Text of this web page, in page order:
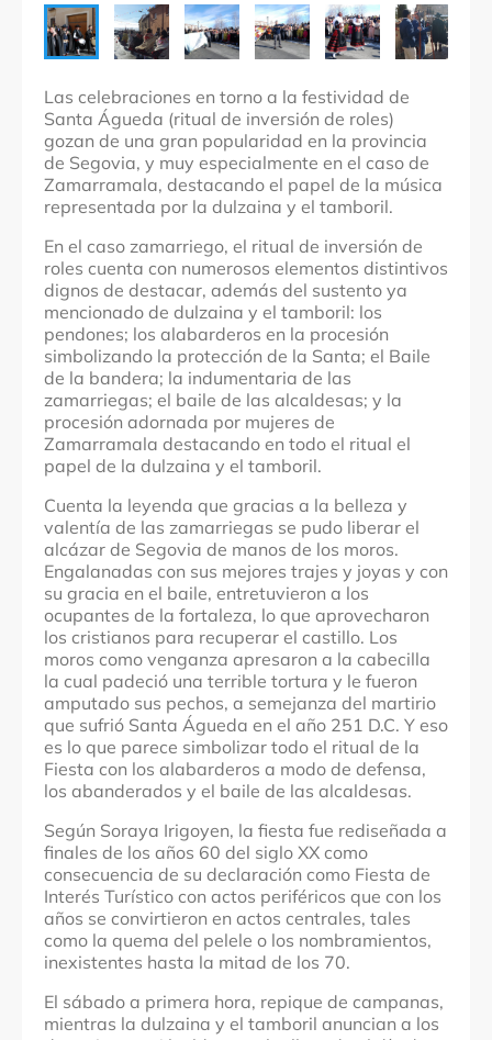
Las celebraciones en torno a la festividad de
Santa Águeda (ritual de inversión de roles)
gozan de una gran popularidad en la provincia
de Segovia, y muy especialmente en el caso de
Zamarramala, destacando el papel de la música
representada por la dulzaina y el tamboril.
En el caso zamarriego, el ritual de inversión de
roles cuenta con numerosos elementos distintivos
dignos de destacar, además del sustento ya
mencionado de dulzaina y el tamboril: los
pendones; los alabarderos en la procesión
simbolizando la protección de la Santa; el Baile
de la bandera; la indumentaria de las
zamarriegas; el baile de las alcaldesas; y la
procesión adornada por mujeres de
Zamarramala destacando en todo el ritual el
papel de la dulzaina y el tamboril.
Cuenta la leyenda que gracias a la belleza y
valentía de las zamarriegas se pudo liberar el
alcázar de Segovia de manos de los moros.
Engalanadas con sus mejores trajes y joyas y con
su gracia en el baile, entretuvieron a los
ocupantes de la fortaleza, lo que aprovecharon
los cristianos para recuperar el castillo. Los
moros como venganza apresaron a la cabecilla
la cual padeció una terrible tortura y le fueron
amputado sus pechos, a semejanza del martirio
que sufrió Santa Águeda en el año 251 D.C. Y eso
es lo que parece simbolizar todo el ritual de la
Fiesta con los alabarderos a modo de defensa,
los abanderados y el baile de las alcaldesas.
Según Soraya Irigoyen, la fiesta fue rediseñada a
finales de los años 60 del siglo XX como
consecuencia de su declaración como Fiesta de
Interés Turístico con actos periféricos que con los
años se convirtieron en actos centrales, tales
como la quema del pelele o los nombramientos,
inexistentes hasta la mitad de los 70.
El sábado a primera hora, repique de campanas,
mientras la dulzaina y el tamboril anuncian a los